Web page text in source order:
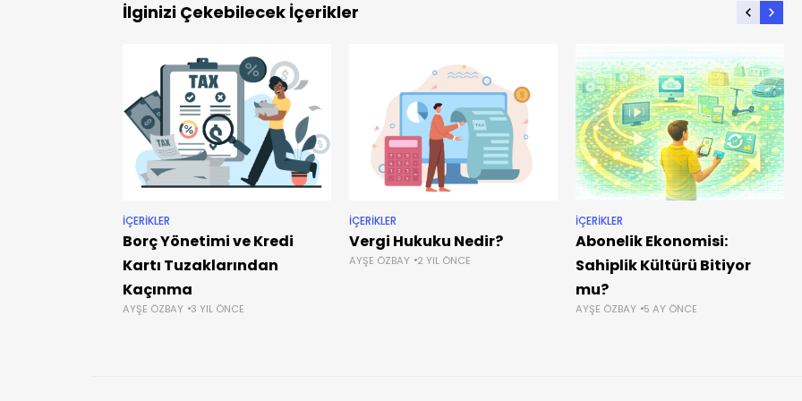
İlginizi Çekebilecek İçerikler
İÇERIKLER
Borç Yönetimi ve Kredi
Kartı Tuzaklarından
Kaçınma
AYŞE ÖZBAY 3 YIL ÖNCE
İÇERIKLER
Vergi Hukuku Nedir?
AYŞE ÖZBAY 2 YIL ÖNCE
İÇERIKLER
Abonelik Ekonomisi:
Sahiplik Kültürü Bitiyor
mu?
AYŞE ÖZBAY 5 AY ÖNCE